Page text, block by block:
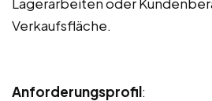
Verkaufsfläche.
Anforderungsprofil: